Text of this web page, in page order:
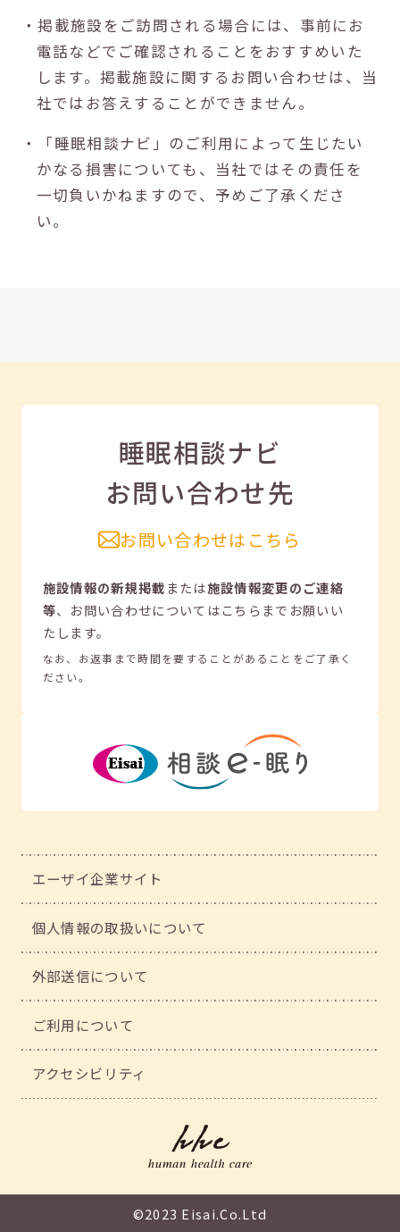
・掲載施設をご訪問される場合には、事前にお
電話などでご確認されることをおすすめいた
します。掲載施設に関するお問い合わせは、当
社ではお答えすることができません。
・「睡眠相談ナビ」のご利用によって生じたい
かなる損害についても、当社ではその責任を
一切負いかねますので、予めご了承くださ
い。
睡眠相談ナビ
お問い合わせ先
お問い合わせはこちら
施設情報の新規掲載または施設情報変更のご連絡
等、 お問い合わせについてはこちらまでお願いい
たします。
なお、お返事まで時間を要することがあることをご了承く
ださい。
エーザイ企業サイト
個人情報の取扱いについて
外部送信について
ご利用について
アクセシビリティ
©2023 Eisai.Co.Ltd